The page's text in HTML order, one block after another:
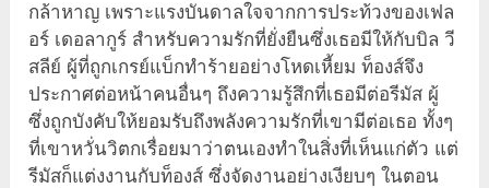
กล้าหาญ เพราะแรงบันดาลใจจากการประท้วงของเฟล
อร์ เดอลากูร์ สำหรับความรักที่ยั่งยืนซึ่งเธอมีให้กับบิล วี
สลีย์ ผู้ที่ถูกเกรย์แบ็กทำร้ายอย่างโหดเหี้ยม ท็องส์จึง
ประกาศต่อหน้าคนอื่นๆ ถึงความรู้สึกที่เธอมีต่อรีมัส ผู้
ซึ่งถูกบังคับให้ยอมรับถึงพลังความรักที่เขามีต่อเธอ ทั้งๆ
ที่เขาหวั่นวิตกเรื่อยมาว่าตนเองทำในสิ่งที่เห็นแก่ตัว แต่
รีมัสก็แต่งงานกับท็องส์ ซึ่งจัดงานอย่างเงียบๆ ในตอน